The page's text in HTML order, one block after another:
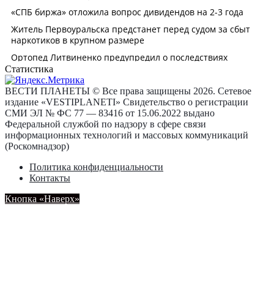
Статистика
ВЕСТИ ПЛАНЕТЫ © Все права защищены 2026. Сетевое
издание «VESTIPLANETI» Свидетельство о регистрации
СМИ ЭЛ № ФС 77 — 83416 от 15.06.2022 выдано
Федеральной службой по надзору в сфере связи
информационных технологий и массовых коммуникаций
(Роскомнадзор)
Политика конфиденциальности
Контакты
Кнопка «Наверх»